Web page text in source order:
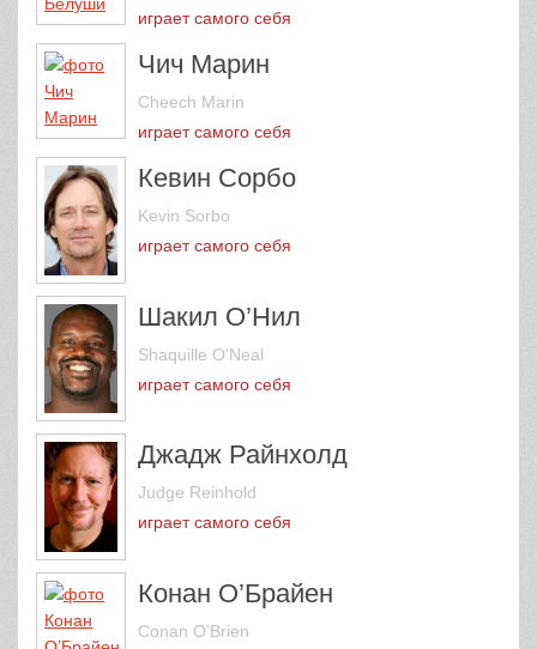
играет самого себя
Чич Марин
Cheech Marin
играет самого себя
Кевин Сорбо
Kevin Sorbo
играет самого себя
Шакил О’Нил
Shaquille O'Neal
играет самого себя
Джадж Райнхолд
Judge Reinhold
играет самого себя
Конан О’Брайен
Conan O'Brien